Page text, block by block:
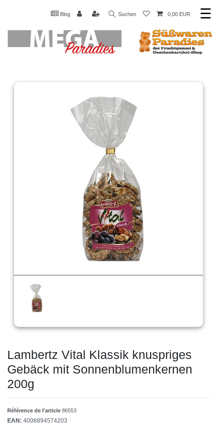
Blog Suchen 0,00 EUR ☰
Lambertz Vital Klassik knuspriges
Gebäck mit Sonnenblumenkernen
200g
Référence de l’article 86553
EAN: 4006894574203